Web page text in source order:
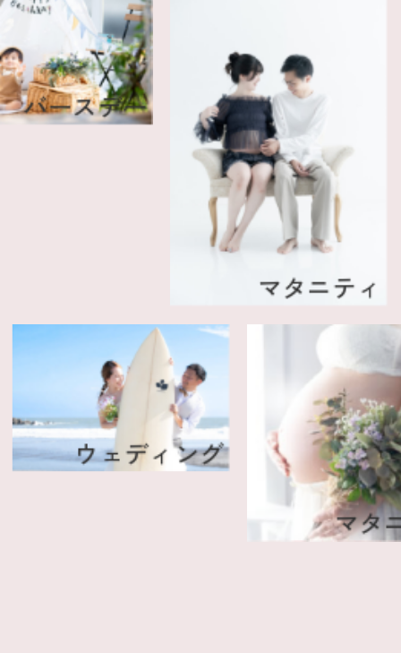
スデー
マタニティ
ウェディング